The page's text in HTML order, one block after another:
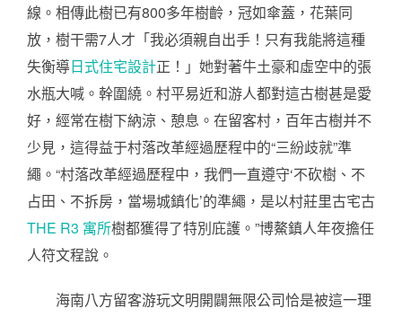
線。相傳此樹已有800多年樹齡，冠如傘蓋，花葉同
放，樹干需7人才「我必須親自出手！只有我能將這種
失衡導日式住宅設計正！」她對著牛土豪和虛空中的張
水瓶大喊。幹圍繞。村平易近和游人都對這古樹甚是愛
好，經常在樹下納涼、憩息。在留客村，百年古樹并不
少見，這得益于村落改革經過歷程中的“三紛歧就”準
繩。“村落改革經過歷程中，我們一直遵守‘不砍樹、不
占田、不拆房，當場城鎮化’的準繩，是以村莊里古宅古
THE R3 寓所樹都獲得了特別庇護。”博鰲鎮人年夜擔任
人符文程說。
海南八方留客游玩文明開闢無限公司恰是被這一理